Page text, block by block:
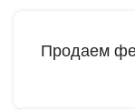
Продаем